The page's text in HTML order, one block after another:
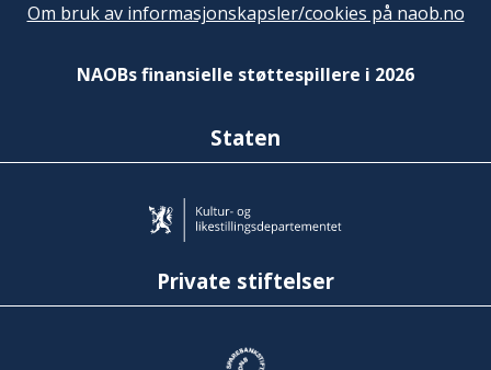
Om bruk av informasjonskapsler/cookies på naob.no
NAOBs finansielle støttespillere i 2026
Staten
Private stiftelser